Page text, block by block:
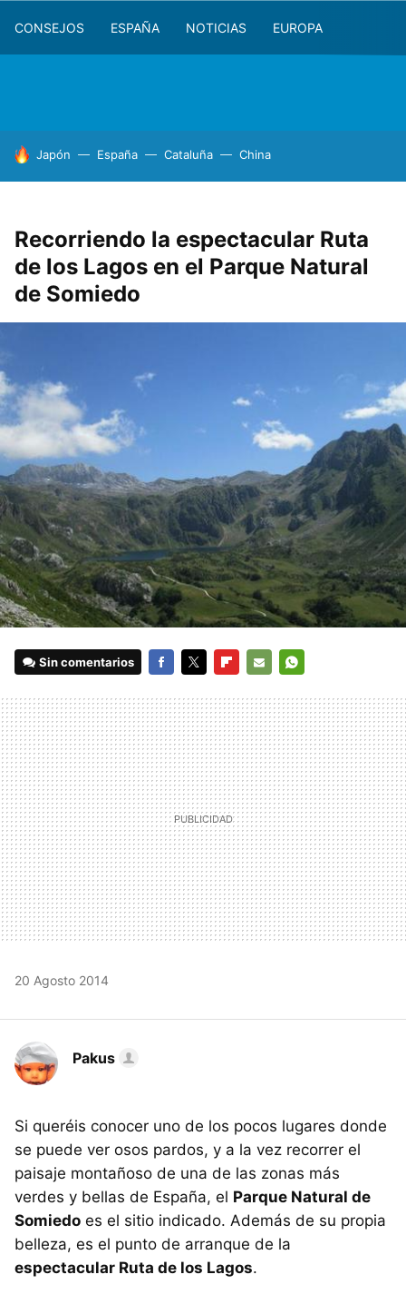
CONSEJOS ESPAÑA NOTICIAS EUROPA
HOY SE HABLA DE
Japón España Cataluña China
Recorriendo la espectacular Ruta
de los Lagos en el Parque Natural
de Somiedo
Sin comentarios
MAIL
20 Agosto 2014
Pakus
Si queréis conocer uno de los pocos lugares donde
se puede ver osos pardos, y a la vez recorrer el
paisaje montañoso de una de las zonas más
verdes y bellas de España, el Parque Natural de
Somiedo es el sitio indicado. Además de su propia
belleza, es el punto de arranque de la
espectacular Ruta de los Lagos.